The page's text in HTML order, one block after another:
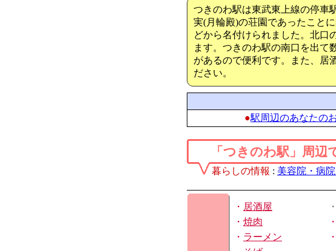
つきのわ駅は東武東上線の停車
実(月輪殿)の荘園であったこと
どから名付けられました。北口
ます。つきのわ駅の南口を出て
があるので便利です。また、居
ださい。
●駅周辺のあなたの
「つきのわ駅」周辺
暮らしの情報 : 美容院・病
・ 居酒屋
・ 焼肉 ・
・ ラーメン ・